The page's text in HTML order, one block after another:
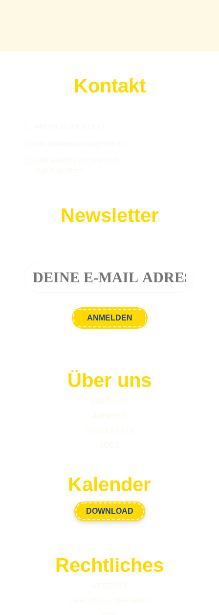
Kontakt
Newsletter
Über uns
Kalender
DOWNLOAD
Rechtliches